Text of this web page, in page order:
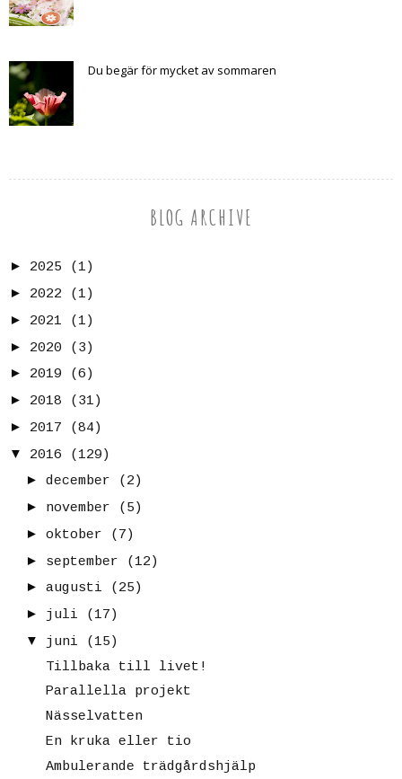
Du begär för mycket av sommaren
BLOG ARCHIVE
► 2025
(1)
► 2022
(1)
► 2021
(1)
► 2020
(3)
► 2019
(6)
► 2018
(31)
► 2017
(84)
▼
2016
(129)
► december
(2)
► november
(5)
► oktober
(7)
► september
(12)
► augusti
(25)
► juli
(17)
▼
juni
(15)
Tillbaka till livet!
Parallella projekt
Nässelvatten
En kruka eller tio
Ambulerande trädgårdshjälp